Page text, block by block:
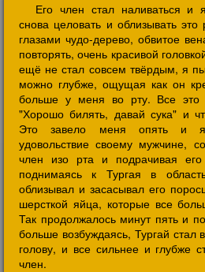
Его член стал наливаться и
снова целовать и облизывать
глазами чудо-дерево, обвитое
повторять, очень красивой
ещё не стал совсем твёрдым, я
можно глубже, ощущая как он
больше у меня во рту. Все это
"Хорошо билять, давай сука" и
Это завело меня опять и я
удовольствие своему мужчине,
член изо рта и подрачивая
поднимаясь к Тургая в
облизывал и засасывал его
шерсткой яйца, которые все
Так продолжалось минут пять и
больше возбуждаясь, Тургай стал
голову, и все сильнее и глубже
член.